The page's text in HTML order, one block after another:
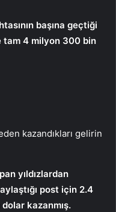
başına geçtiği
tam 4 milyon 300 bin
kazandıkları gelirin
yıldızlardan
post için 2.4
kazanmış.